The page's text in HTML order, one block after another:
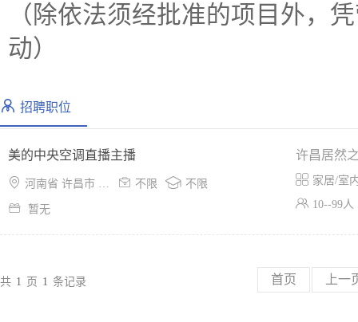
（除依法须经批准的项目外，
动）
招聘职位
美的中央空调直播主播
 河南省 许昌市 魏都区  不限  不限
 暂无
许昌居然
 家居/室
 10--99人
共 1 页 1 条记录 首页 上一